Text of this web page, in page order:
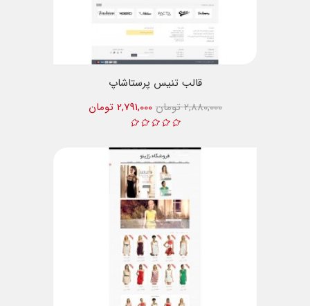
قالب تنیس پرستاشاپ
2,791,000 تومان
2,880,000 تومان